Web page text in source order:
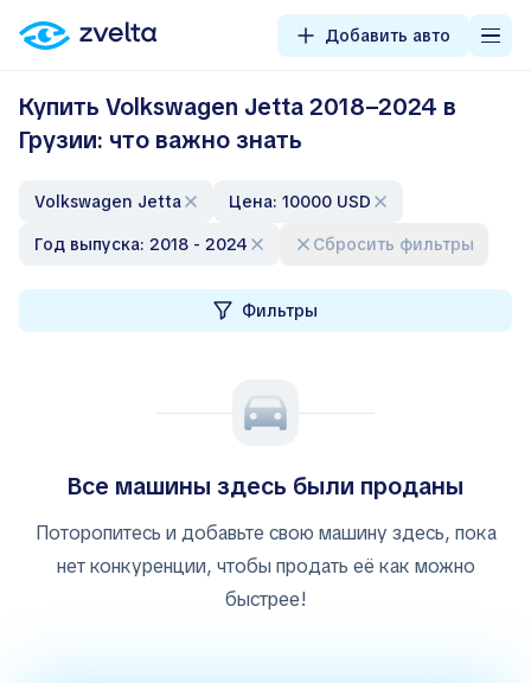
Добавить авто
Купить Volkswagen Jetta 2018–2024 в
Грузии: что важно знать
Volkswagen Jetta
Цена: 10000 USD
Год выпуска: 2018 - 2024
Сбросить фильтры
Фильтры
Все машины здесь были проданы
Поторопитесь и добавьте свою машину здесь, пока
нет конкуренции, чтобы продать её как можно
быстрее!